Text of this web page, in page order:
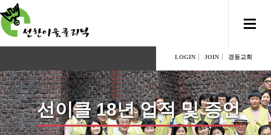
LOGIN JOIN 경동교회
선이클 18년 업적 및 증언